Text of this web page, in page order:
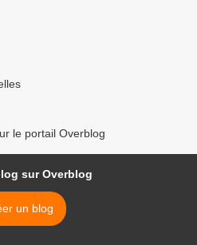
le portail Overblog
sur Overblog
un blog